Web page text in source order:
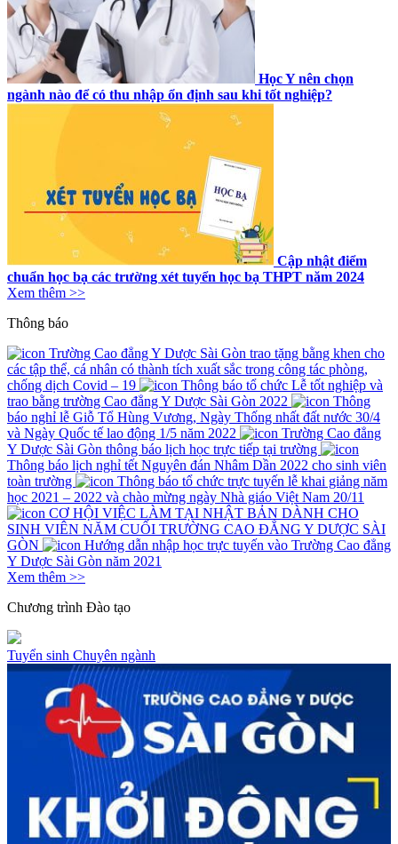
Học Y nên chọn
ngành nào để có thu nhập ổn định sau khi tốt nghiệp?
Cập nhật điểm
chuẩn học bạ các trường xét tuyển học bạ THPT năm 2024
Xem thêm >>
Thông báo
Trường Cao đẳng Y Dược Sài Gòn trao tặng bằng khen cho
các tập thể, cá nhân có thành tích xuất sắc trong công tác phòng,
chống dịch Covid – 19
Thông báo tổ chức Lễ tốt nghiệp và
trao bằng trường Cao đẳng Y Dược Sài Gòn 2022
Thông
báo nghỉ lễ Giỗ Tổ Hùng Vương, Ngày Thống nhất đất nước 30/4
và Ngày Quốc tế lao động 1/5 năm 2022
Trường Cao đẳng
Y Dược Sài Gòn thông báo lịch học trực tiếp tại trường
Thông báo lịch nghỉ tết Nguyên đán Nhâm Dần 2022 cho sinh viên
toàn trường
Thông báo tổ chức trực tuyến lễ khai giảng năm
học 2021 – 2022 và chào mừng ngày Nhà giáo Việt Nam 20/11
CƠ HỘI VIỆC LÀM TẠI NHẬT BẢN DÀNH CHO
SINH VIÊN NĂM CUỐI TRƯỜNG CAO ĐẲNG Y DƯỢC SÀI
GÒN
Hướng dẫn nhập học trực tuyến vào Trường Cao đẳng
Y Dược Sài Gòn năm 2021
Xem thêm >>
Chương trình Đào tạo
Tuyển sinh Chuyên ngành